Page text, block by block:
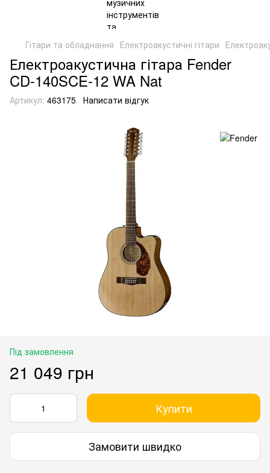
Гітари та обладнання Електроакустичні гітари
Електроакустична гітара Fender
CD-140SCE-12 WA Nat
Артикул: 463175 Написати відгук
Під замовлення
21 049 грн
Купити
Замовити швидко